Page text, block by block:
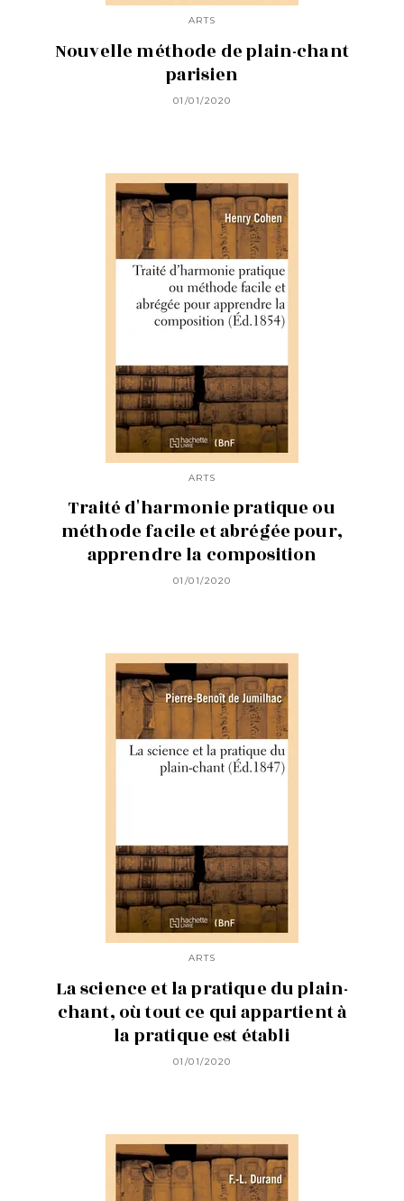
ARTS
Nouvelle méthode de plain-chant
parisien
01/01/2020
ARTS
Traité d'harmonie pratique ou
méthode facile et abrégée pour,
apprendre la composition
01/01/2020
ARTS
La science et la pratique du plain-
chant, où tout ce qui appartient à
la pratique est établi
01/01/2020